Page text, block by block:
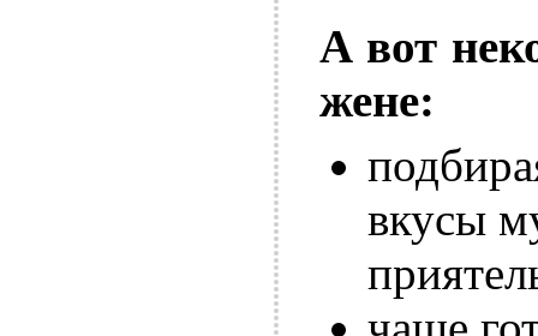
А вот
жене:
вкусы